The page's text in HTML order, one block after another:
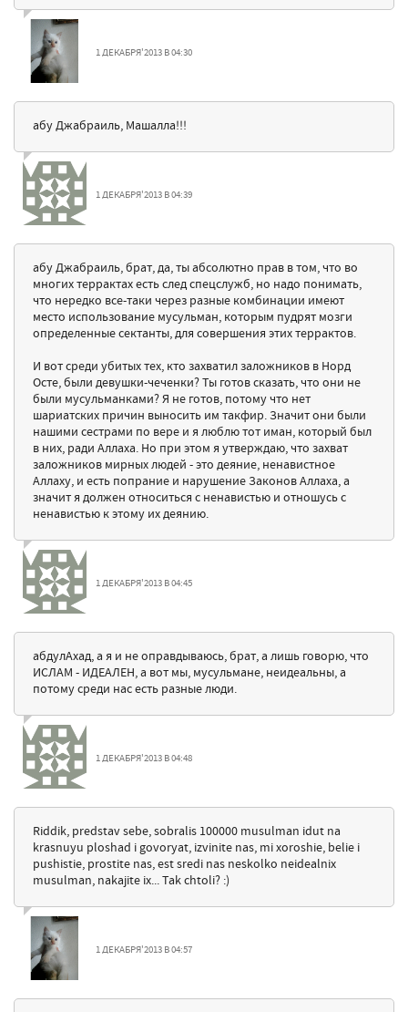
1 ДЕКАБРЯ'2013 В 04:30
абу Джабраиль, Машалла!!!
1 ДЕКАБРЯ'2013 В 04:39
абу Джабраиль, брат, да, ты абсолютно прав в том, что во
многих террактах есть след спецслужб, но надо понимать,
что нередко все-таки через разные комбинации имеют
место использование мусульман, которым пудрят мозги
определенные сектанты, для совершения этих террактов.
И вот среди убитых тех, кто захватил заложников в Норд
Осте, были девушки-чеченки? Ты готов сказать, что они не
были мусульманками? Я не готов, потому что нет
шариатских причин выносить им такфир. Значит они были
нашими сестрами по вере и я люблю тот иман, который был
в них, ради Аллаха. Но при этом я утверждаю, что захват
заложников мирных людей - это деяние, ненавистное
Аллаху, и есть попрание и нарушение Законов Аллаха, а
значит я должен относиться с ненавистью и отношусь с
ненавистью к этому их деянию.
1 ДЕКАБРЯ'2013 В 04:45
абдулАхад, а я и не оправдываюсь, брат, а лишь говорю, что
ИСЛАМ - ИДЕАЛЕН, а вот мы, мусульмане, неидеальны, а
потому среди нас есть разные люди.
1 ДЕКАБРЯ'2013 В 04:48
Riddik, predstav sebe, sobralis 100000 musulman idut na
krasnuyu ploshad i govoryat, izvinite nas, mi xoroshie, belie i
pushistie, prostite nas, est sredi nas neskolko neidealnix
musulman, nakajite ix... Tak chtoli? :)
1 ДЕКАБРЯ'2013 В 04:57